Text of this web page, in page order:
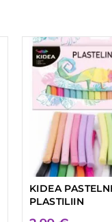
KIDEA
PLASTILIIN